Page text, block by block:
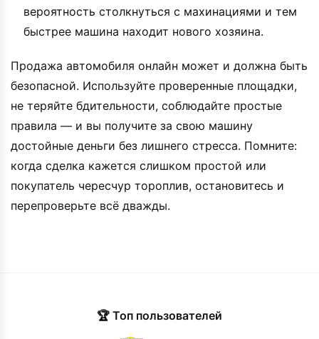
вероятность столкнуться с махинациями и тем
быстрее машина находит нового хозяина.
Продажа автомобиля онлайн может и должна быть
безопасной. Используйте проверенные площадки,
не теряйте бдительности, соблюдайте простые
правила — и вы получите за свою машину
достойные деньги без лишнего стресса. Помните:
когда сделка кажется слишком простой или
покупатель чересчур тороплив, остановитесь и
перепроверьте всё дважды.
🏆 Топ пользователей